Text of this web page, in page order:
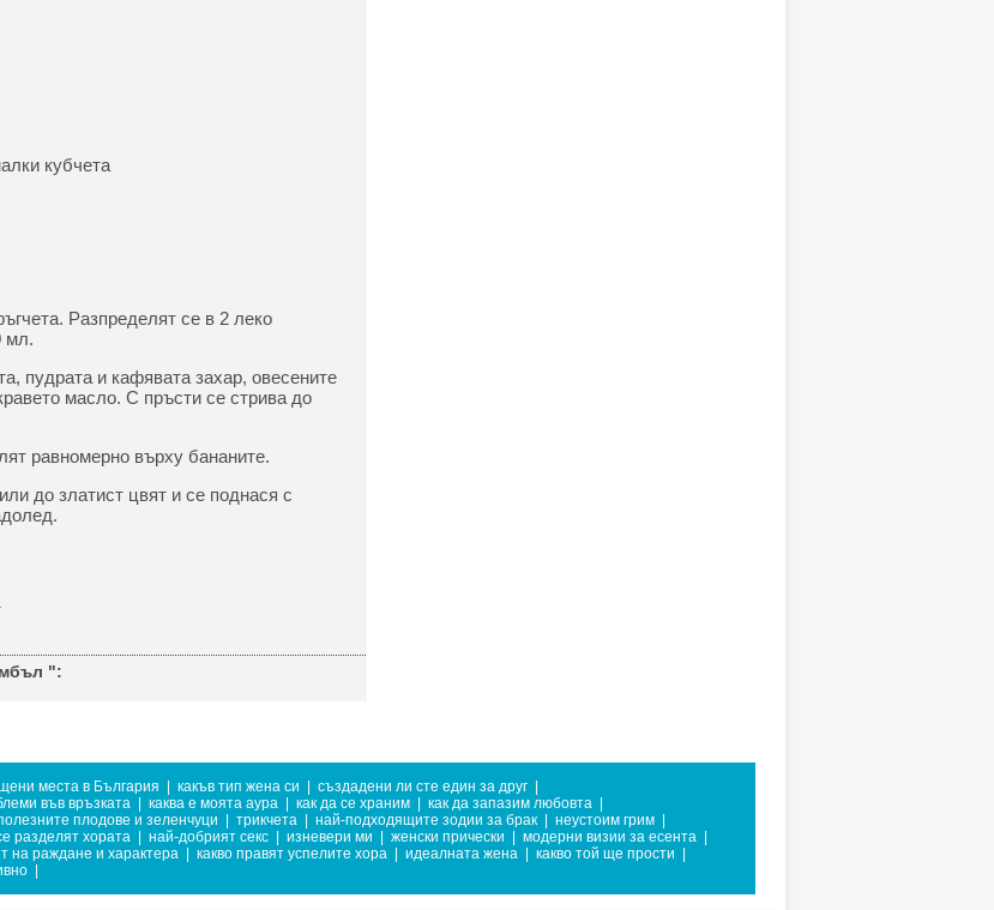
кубчета
Разпределят се в 2 леко
мл.
пудрата и кафявата захар, овесените
масло. С пръсти се стрива до
равномерно върху бананите.
до златист цвят и се поднася с
":
места в България какъв тип жена си създадени ли сте един за друг
във връзката каква е моята аура как да се храним как да запазим любовта
плодове и зеленчуци трикчета най-подходящите зодии за брак неустоим грим
разделят хората най-добрият секс изневери ми женски прически модерни визии за есента
на раждане и характера какво правят успелите хора идеалната жена какво той ще прости